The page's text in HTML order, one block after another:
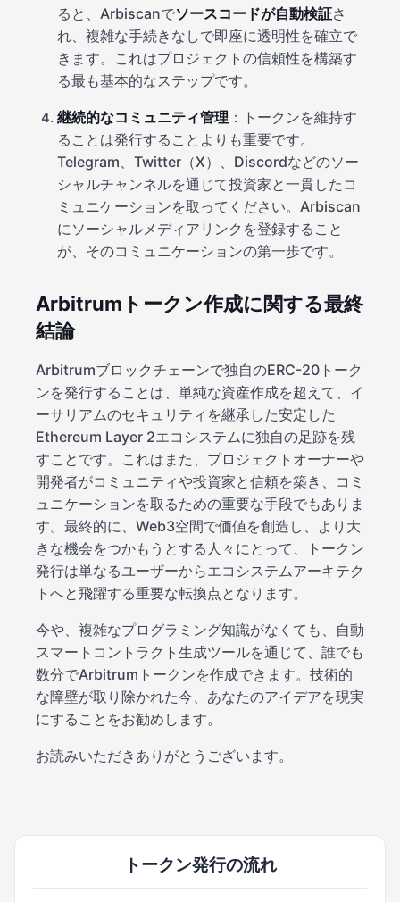
ると、Arbiscanでソースコードが自動検証さ
れ、複雑な手続きなしで即座に透明性を確立で
きます。これはプロジェクトの信頼性を構築す
る最も基本的なステップです。
継続的なコミュニティ管理 ：トークンを維持す
ることは発行することよりも重要です。
Telegram、Twitter（X）、Discordなどのソー
シャルチャンネルを通じて投資家と一貫したコ
ミュニケーションを取ってください。Arbiscan
にソーシャルメディアリンクを登録すること
が、そのコミュニケーションの第一歩です。
Arbitrumトークン作成に関する最終
結論
Arbitrumブロックチェーンで独自のERC-20トーク
ンを発行することは、単純な資産作成を超えて、イ
ーサリアムのセキュリティを継承した安定した
Ethereum Layer 2エコシステムに独自の足跡を残
すことです。これはまた、プロジェクトオーナーや
開発者がコミュニティや投資家と信頼を築き、コミ
ュニケーションを取るための重要な手段でもありま
す。最終的に、Web3空間で価値を創造し、より大
きな機会をつかもうとする人々にとって、トークン
発行は単なるユーザーからエコシステムアーキテク
トへと飛躍する重要な転換点となります。
今や、複雑なプログラミング知識がなくても、自動
スマートコントラクト生成ツールを通じて、誰でも
数分でArbitrumトークンを作成できます。技術的
な障壁が取り除かれた今、あなたのアイデアを現実
にすることをお勧めします。
お読みいただきありがとうございます。
トークン発行の流れ